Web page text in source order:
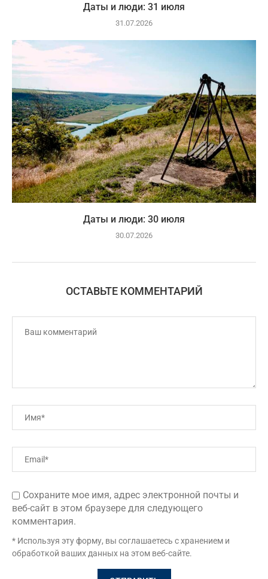
Даты и люди: 31 июля
31.07.2026
Даты и люди: 30 июля
30.07.2026
ОСТАВЬТЕ КОММЕНТАРИЙ
Сохраните мое имя, адрес электронной почты и
веб-сайт в этом браузере для следующего
комментария.
* Используя эту форму, вы соглашаетесь с хранением и
обработкой ваших данных на этом веб-сайте.